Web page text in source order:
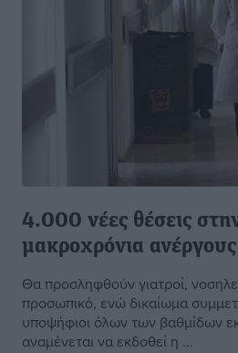
4.000 νέες θέσεις
μακροχρόνια ανέργους
Θα προσληφθούν γιατροί,
προσωπικό, ενώ δικαίωμα
υποψήφιοι όλων των βαθμίδων
αναμένεται να εκδοθεί η ...